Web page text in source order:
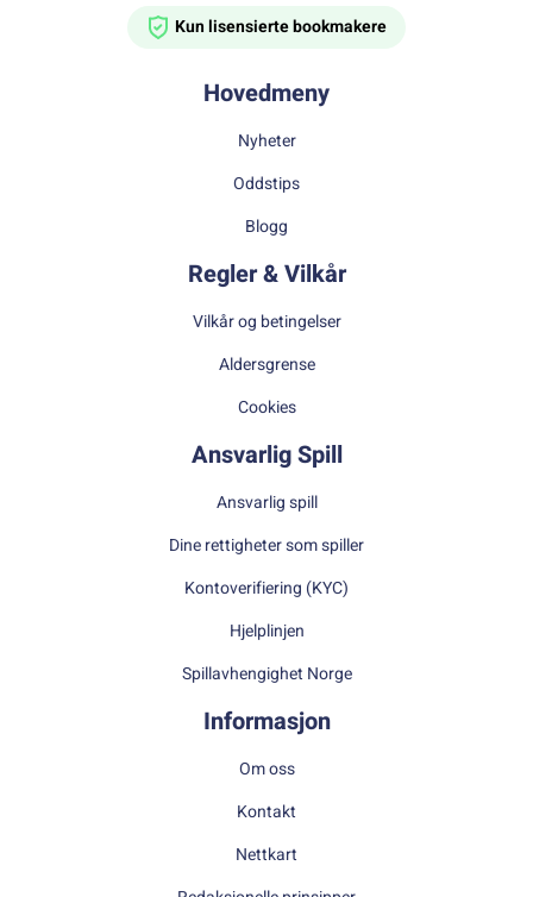
Kun lisensierte bookmakere
Hovedmeny
Nyheter
Oddstips
Blogg
Regler & Vilkår
Vilkår og betingelser
Aldersgrense
Cookies
Ansvarlig Spill
Ansvarlig spill
Dine rettigheter som spiller
Kontoverifiering (KYC)
Hjelplinjen
Spillavhengighet Norge
Informasjon
Om oss
Kontakt
Nettkart